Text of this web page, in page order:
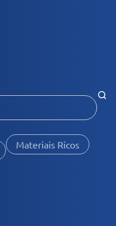
Materiais Ricos